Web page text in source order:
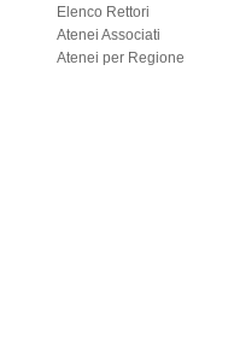
Elenco Rettori
Atenei Associati
Atenei per Regione